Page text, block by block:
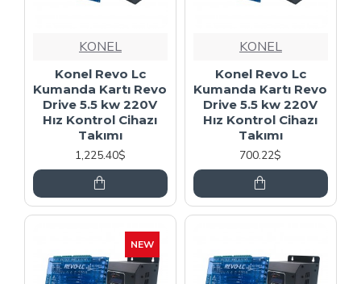
KONEL
Konel Revo Lc
Kumanda Kartı Revo
Drive 5.5 kw 220V
Hız Kontrol Cihazı
Takımı
1,225.40$
KONEL
Konel Revo Lc
Kumanda Kartı Revo
Drive 5.5 kw 220V
Hız Kontrol Cihazı
Takımı
700.22$
NEW